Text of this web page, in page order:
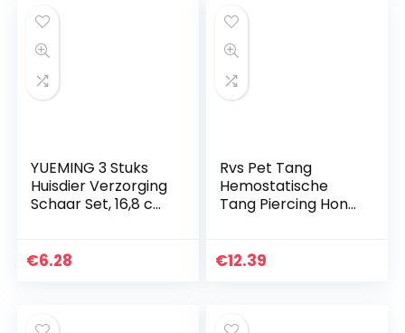
YUEMING 3 Stuks
Huisdier Verzorging
Schaar Set, 16,8 cm
Haarverzorging
€6.28
Rvs Pet Tang
Hemostatische
Tang Piercing Hond
Tip Pet Groomers
€12.39